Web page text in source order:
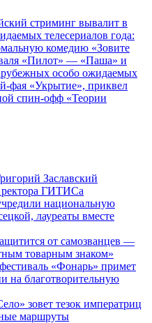
стриминг вывалит в
телесериалов года:
комедию «Зовите
«Пилот» — «Паша» и
особо ожидаемых
фая «Укрытие», приквел
спин-офф «Теории
Заславский
ректора ГИТИСа
национальную
лауреаты вместе
от самозванцев —
товарным знаком»
«Фонарь» примет
на благотворительную
зовет тезок императриц
маршруты